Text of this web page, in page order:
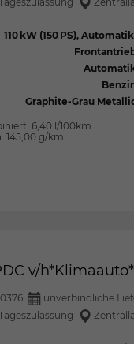
110 kW (150 PS),
Graphite-Grau
6,40 l/100km
145,00 g/km
v/
unverbindliche